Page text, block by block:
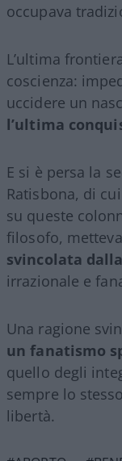
occupava
L’ultima
coscienza:
uccidere un
l’ultima
E si è persa la
Ratisbona, di
su queste
filosofo,
svincolata
irrazionale e
Una ragione
un fanatismo
quello degli
sempre lo
libertà.